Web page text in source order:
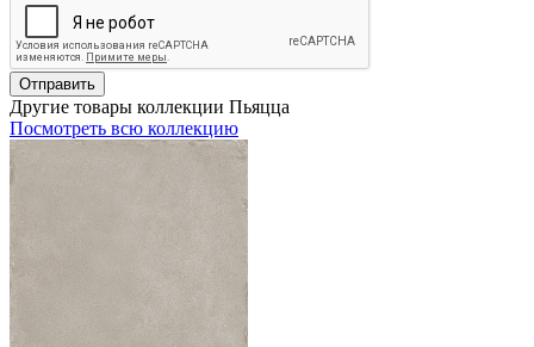
Отправить
Другие товары коллекции Пьяцца
Посмотреть всю коллекцию